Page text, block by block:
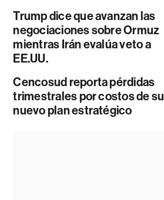
Trump dice que avanzan las
negociaciones sobre Ormuz
mientras Irán evalúa veto a
EE.UU.
Cencosud reporta pérdidas
trimestrales por costos de su
nuevo plan estratégico